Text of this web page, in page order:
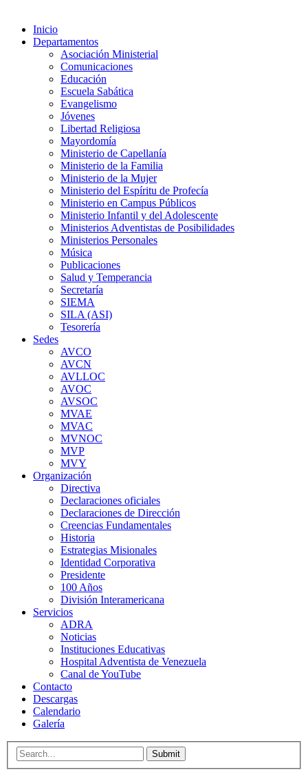
Inicio
Departamentos
Asociación Ministerial
Comunicaciones
Educación
Escuela Sabática
Evangelismo
Jóvenes
Libertad Religiosa
Mayordomía
Ministerio de Capellanía
Ministerio de la Familia
Ministerio de la Mujer
Ministerio del Espíritu de Profecía
Ministerio en Campus Públicos
Ministerio Infantil y del Adolescente
Ministerios Adventistas de Posibilidades
Ministerios Personales
Música
Publicaciones
Salud y Temperancia
Secretaría
SIEMA
SILA (ASI)
Tesorería
Sedes
AVCO
AVCN
AVLLOC
AVOC
AVSOC
MVAE
MVAC
MVNOC
MVP
MVY
Organización
Directiva
Declaraciones oficiales
Declaraciones de Dirección
Creencias Fundamentales
Historia
Estrategias Misionales
Identidad Corporativa
Presidente
100 Años
División Interamericana
Servicios
ADRA
Noticias
Instituciones Educativas
Hospital Adventista de Venezuela
Canal de YouTube
Contacto
Descargas
Calendario
Galería
Submit